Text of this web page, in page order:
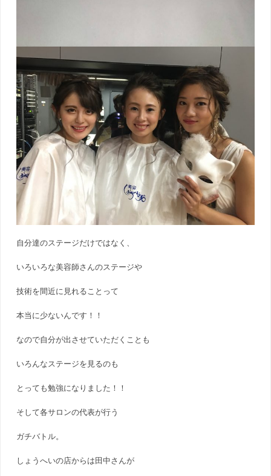
自分達のステージだけではなく、
いろいろな美容師さんのステージや
技術を間近に見れることって
本当に少ないんです！！
なので自分が出させていただくことも
いろんなステージを見るのも
とっても勉強になりました！！
そして各サロンの代表が行う
ガチバトル。
しょうへいの店からは田中さんが